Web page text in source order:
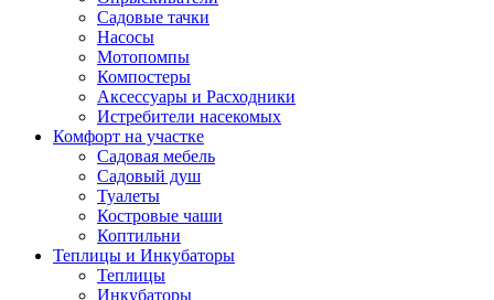
Садовые тачки
Насосы
Мотопомпы
Компостеры
Аксессуары и Расходники
Истребители насекомых
Комфорт на участке
Садовая мебель
Садовый душ
Туалеты
Костровые чаши
Коптильни
Теплицы и Инкубаторы
Теплицы
Инкубаторы